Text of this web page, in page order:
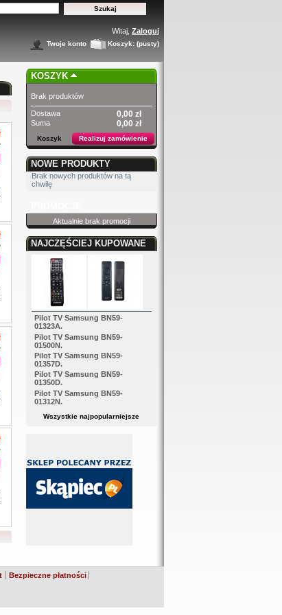
Witaj, Zaloguj
Koszyk: (pusty)
Twoje konto
KOSZYK
Brak produktów
Dostawa 0,00 zł
Suma 0,00 zł
Koszyk Realizuj zamówienie
NOWE PRODUKTY
Brak nowych produktów na tą
chwilę
Aktualnie brak promocji
NAJCZĘŚCIEJ KUPOWANE
Pilot TV Samsung BN59-
01323A.
Pilot TV Samsung BN59-
01500N.
Pilot TV Samsung BN59-
01357D.
Pilot TV Samsung BN59-
01350D.
Pilot TV Samsung BN59-
01312N.
Wszystkie najpopularniejsze
Bezpieczne płatności